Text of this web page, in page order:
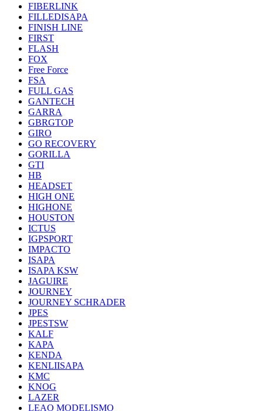
FIBERLINK
FILLEDISAPA
FINISH LINE
FIRST
FLASH
FOX
Free Force
FSA
FULL GAS
GANTECH
GARRA
GBRGTOP
GIRO
GO RECOVERY
GORILLA
GTI
HB
HEADSET
HIGH ONE
HIGHONE
HOUSTON
ICTUS
IGPSPORT
IMPACTO
ISAPA
ISAPA KSW
JAGUIRE
JOURNEY
JOURNEY SCHRADER
JPES
JPESTSW
KALF
KAPA
KENDA
KENLIISAPA
KMC
KNOG
LAZER
LEAO MODELISMO